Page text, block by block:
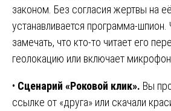
законом. Без согласия жертвы на
устанавливается программа-шпион.
замечать, что кто-то читает его
геолокацию или включает
• Сценарий «Роковой клик». Вы
ссылке от «друга» или скачали